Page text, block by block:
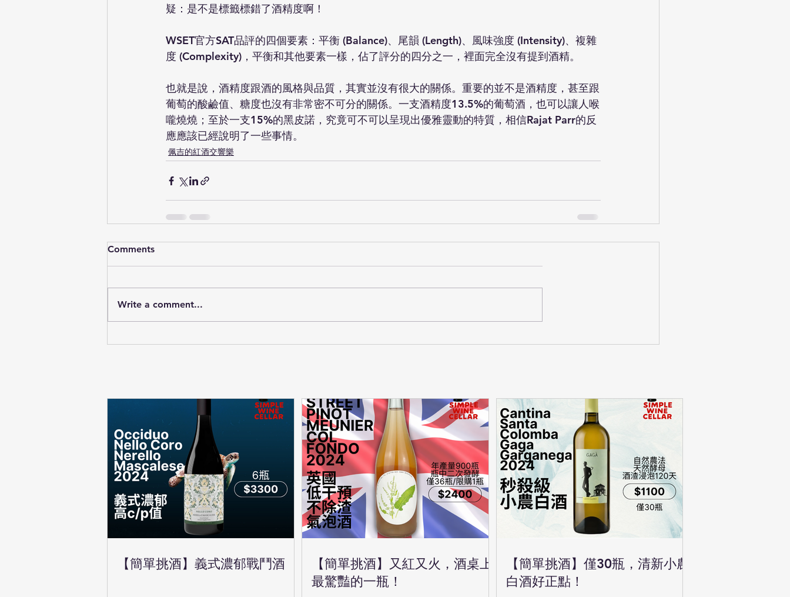
疑：是不是標籤標錯了酒精度啊！
WSET官方SAT品評的四個要素：平衡 (Balance)、尾韻 (Length)、風味強度 (Intensity)、複雜
度 (Complexity)，平衡和其他要素一樣，佔了評分的四分之一，裡面完全沒有提到酒精。
也就是說，酒精度跟酒的風格與品質，其實並沒有很大的關係。重要的並不是酒精度，甚至跟
葡萄的酸鹼值、糖度也沒有非常密不可分的關係。一支酒精度13.5%的葡萄酒，也可以讓人喉
嚨燒燒；至於一支15%的黑皮諾，究竟可不可以呈現出優雅靈動的特質，相信Rajat Parr的反
應應該已經說明了一些事情。
佩吉的紅酒交響樂
Comments
Write a comment...
【簡單挑酒】義式濃郁戰鬥酒
【簡單挑酒】又紅又火，酒桌上
最驚豔的一瓶！
【簡單挑酒】僅30瓶，清新小農
白酒好正點！